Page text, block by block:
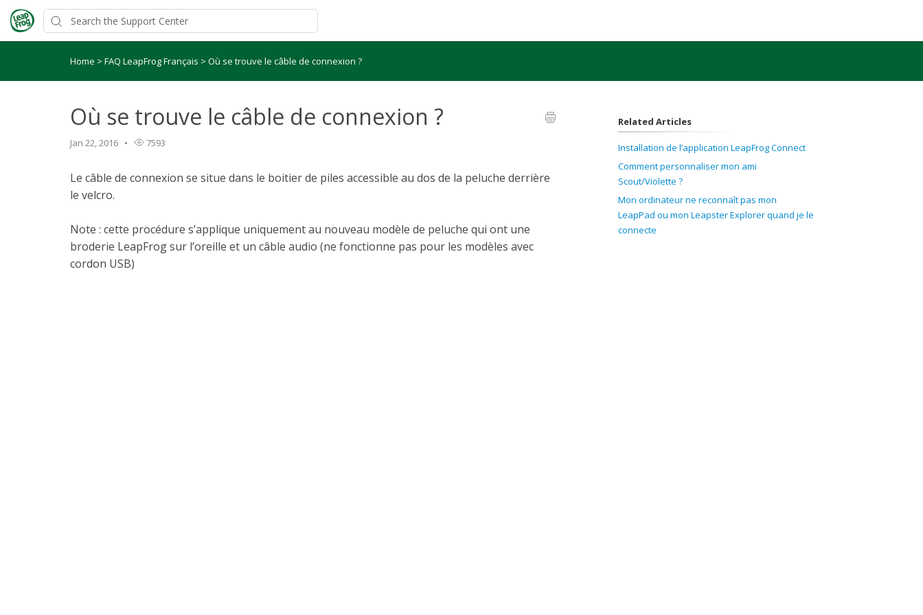
Home > FAQ LeapFrog Français > Où se trouve le câble de connexion ?
Où se trouve le câble de connexion ?
Jan 22, 2016 7593
Le câble de connexion se situe dans le boitier de piles accessible au dos de la peluche derrière
le velcro.
Note : cette procédure s’applique uniquement au nouveau modèle de peluche qui ont une
broderie LeapFrog sur l’oreille et un câble audio (ne fonctionne pas pour les modèles avec
cordon USB)
Related Articles
Installation de l’application LeapFrog Connect
Comment personnaliser mon ami
Scout/Violette ?
Mon ordinateur ne reconnaît pas mon
LeapPad ou mon Leapster Explorer quand je le
connecte